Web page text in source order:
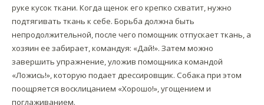
руке кусок ткани. Когда щенок его крепко схватит, нужно
подтягивать ткань к себе. Борьба должна быть
непродолжительной, после чего помощник отпускает ткань, а
хозяин ее забирает, командуя: «Дай!». Затем можно
завершить упражнение, уложив помощника командой
«Ложись!», которую подает дрессировщик. Собака при этом
поощряется восклицанием «Хорошо!», угощением и
поглаживанием.